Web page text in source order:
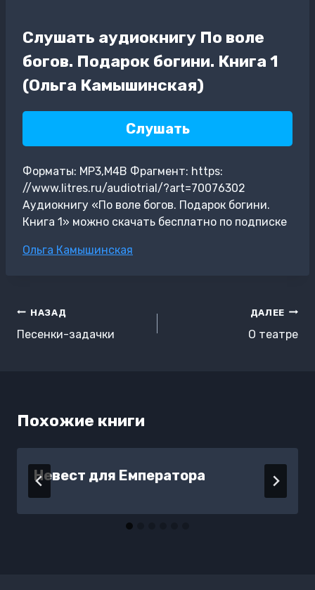
Слушать аудиокнигу По воле
богов. Подарок богини. Книга 1
(Ольга Камышинская)
Слушать
Форматы: MP3,M4B Фрагмент: https:
//www.litres.ru/audiotrial/?art=70076302
Аудиокнигу «По воле богов. Подарок богини.
Книга 1» можно скачать бесплатно по подписке
Метки
Ольга Камышинская
Навигация
по
НАЗАД
Песенки-задачки
ДАЛЕЕ
О театре
Похожие книги
Невест для Емператора